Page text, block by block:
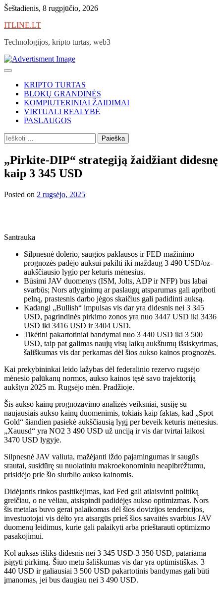
Skip
content
Šeštadienis, 8 rugpjūčio, 2026
ITLINE.LT
Technologijos, kripto turtas, web3
KRIPTO TURTAS
BLOKŲ GRANDINĖS
KOMPIUTERINIAI ŽAIDIMAI
VIRTUALI REALYBĖ
PASLAUGOS
Ieškoti:
„Pirkite-DIP“ strategiją žaidžiant didesnę
kaip 3 345 USD
Posted on 2 rugsėjo, 2025
Santrauka
Silpnesnė dolerio, saugios paklausos ir FED mažinimo
prognozės padėjo auksui pakilti iki maždaug 3 490 USD/oz-
aukščiausio lygio per keturis mėnesius.
Būsimi JAV duomenys (ISM, Jolts, ADP ir NFP) bus labai
svarbūs; Nors atlyginimų ar paslaugų atsparumas gali apriboti
pelną, prastesnis darbo jėgos skaičius gali padidinti auksą.
Kadangi „Bullish“ impulsas vis dar yra didesnis nei 3 345
USD, pagrindinės pirkimo zonos yra nuo 3447 USD iki 3436
USD iki 3416 USD ir 3404 USD.
Tikėtini pakartotiniai bandymai nuo 3 440 USD iki 3 500
USD, taip pat galimas naujų visų laikų aukštumų išsiskyrimas,
šališkumas vis dar perkamas dėl šios aukso kainos prognozės.
Kai prekybininkai leido lažybas dėl federalinio rezervo rugsėjo
mėnesio palūkanų normos, aukso kainos tęsė savo trajektoriją
aukštyn 2025 m. Rugsėjo mėn. Pradžioje.
Šis aukso kainų prognozavimo analizės veiksniai, susiję su
naujausiais aukso kainų duomenimis, tokiais kaip faktas, kad „Spot
Gold“ šiandien pasiekė aukščiausią lygį per beveik keturis mėnesius.
„Xauusd“ yra NO2 3 490 USD už unciją ir vis dar tvirtai laikosi
3470 USD lygyje.
Silpnesnė JAV valiuta, mažėjanti iždo pajamingumas ir saugūs
srautai, susidūrę su nuolatiniu makroekonominiu neapibrėžtumu,
prisidėjo prie šio siurblio aukso kainomis.
Didėjantis rinkos pasitikėjimas, kad Fed gali atlaisvinti politiką
greičiau, o ne vėliau, atsispindi padidėjęs aukso optimizmas. Nors
šis metalas buvo gerai palaikomas dėl šios dovizijos tendencijos,
investuotojai vis dėlto yra atsargūs prieš šios savaitės svarbius JAV
duomenų leidimus, kurie gali palaikyti arba prieštarauti optimizmo
pasakojimui.
Kol auksas išliks didesnis nei 3 345 USD-3 350 USD, patariama
įsigyti pirkimą. Šiuo metu šališkumas vis dar yra optimistiškas. 3
440 USD ir galiausiai 3 500 USD pakartotinis bandymas gali būti
įmanomas, jei bus daugiau nei 3 490 USD.